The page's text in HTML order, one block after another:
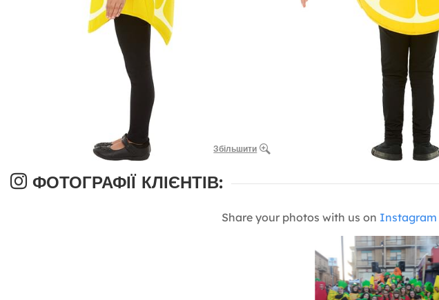
Збільшити
ФОТОГРАФІЇ КЛІЄНТІВ:
Share your photos with us on Instagram